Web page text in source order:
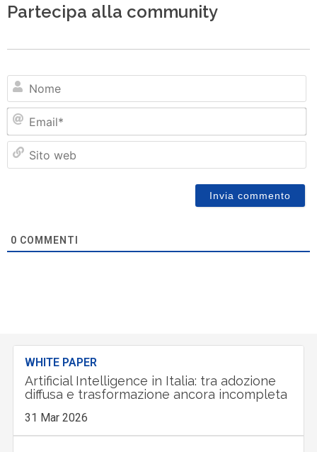
Partecipa alla community
0 COMMENTI
WHITE PAPER
Artificial Intelligence in Italia: tra adozione
diffusa e trasformazione ancora incompleta
31 Mar 2026